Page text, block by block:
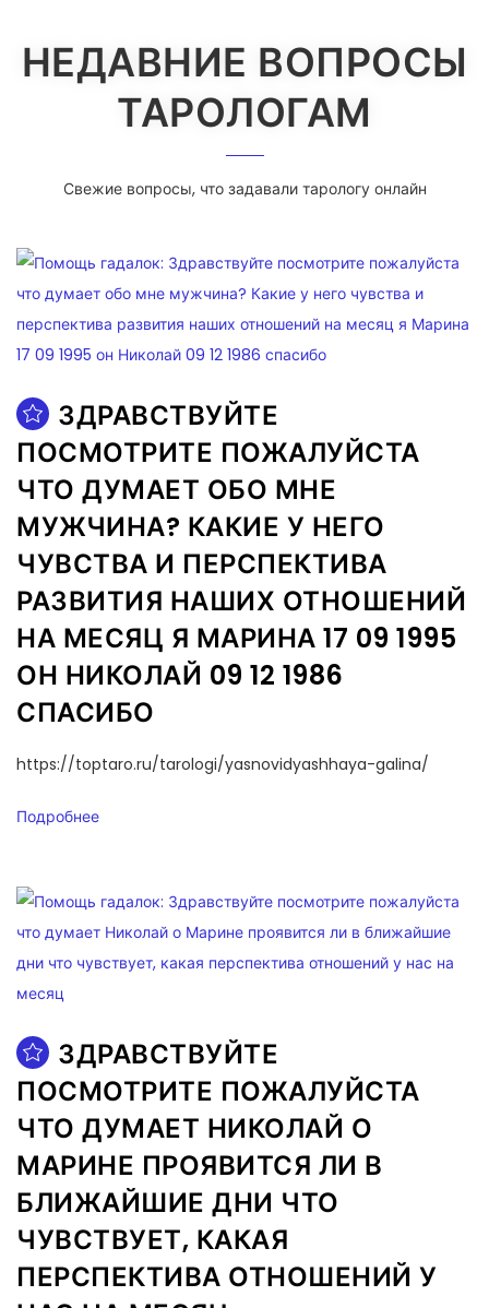
НЕДАВНИЕ ВОПРОСЫ
ТАРОЛОГАМ
Свежие вопросы, что задавали тарологу онлайн
ЗДРАВСТВУЙТЕ
ПОСМОТРИТЕ ПОЖАЛУЙСТА
ЧТО ДУМАЕТ ОБО МНЕ
МУЖЧИНА? КАКИЕ У НЕГО
ЧУВСТВА И ПЕРСПЕКТИВА
РАЗВИТИЯ НАШИХ ОТНОШЕНИЙ
НА МЕСЯЦ Я МАРИНА 17 09 1995
ОН НИКОЛАЙ 09 12 1986
СПАСИБО
https://toptaro.ru/tarologi/yasnovidyashhaya-galina/
Подробнее
ЗДРАВСТВУЙТЕ
ПОСМОТРИТЕ ПОЖАЛУЙСТА
ЧТО ДУМАЕТ НИКОЛАЙ О
МАРИНЕ ПРОЯВИТСЯ ЛИ В
БЛИЖАЙШИЕ ДНИ ЧТО
ЧУВСТВУЕТ, КАКАЯ
ПЕРСПЕКТИВА ОТНОШЕНИЙ У